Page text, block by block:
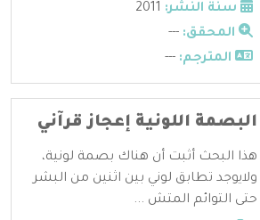
سنة النشر:
المحقق: ---
المترجم: ---
البصمة اللونية إعجاز قرآني
هذا البحث أثبت أن هناك بصمة لونية،
ولايوجد تطابق لوني بين اثنين من البشر
حتى التوائم المتش ...